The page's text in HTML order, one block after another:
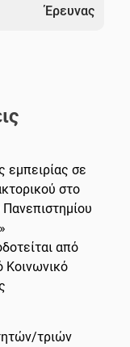
Έρευνας
εμπειρίας σε
στο
από
τριών